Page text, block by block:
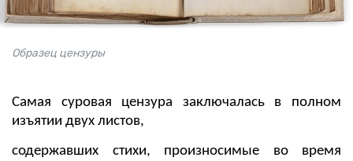
Образец цензуры
Самая суровая цензура заключалась в полном
изъятии двух листов,
содержавших стихи, произносимые во время